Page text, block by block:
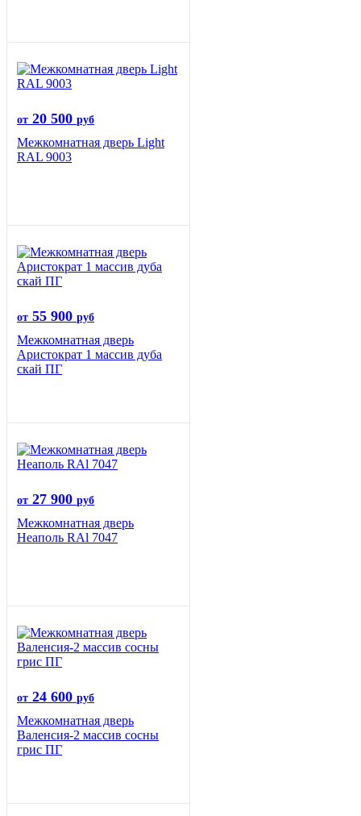
от 20 500 руб
Межкомнатная дверь Light
RAL 9003
от 55 900 руб
Межкомнатная дверь
Аристократ 1 массив дуба
скай ПГ
от 27 900 руб
Межкомнатная дверь
Неаполь RAl 7047
от 24 600 руб
Межкомнатная дверь
Валенсия-2 массив сосны
грис ПГ